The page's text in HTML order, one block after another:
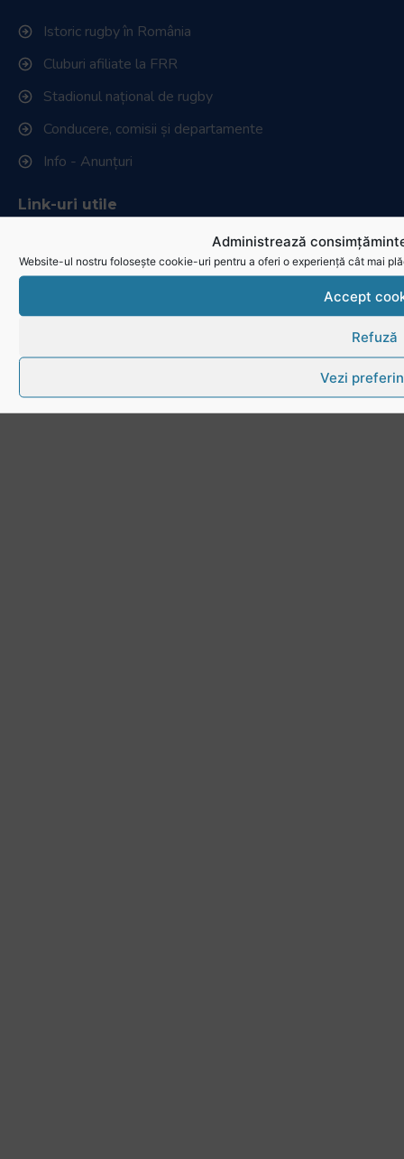
Administrează
Website-ul nostru folosește cookie-uri pentru a oferi o experiență cât mai
Accept
Refuză
Vezi
Istoric rugby în România
Cluburi afiliate la FRR
Stadionul național de rugby
Conducere, comisii și departamente
Info - Anunțuri
Link-uri utile
Politica de utilizare cookies